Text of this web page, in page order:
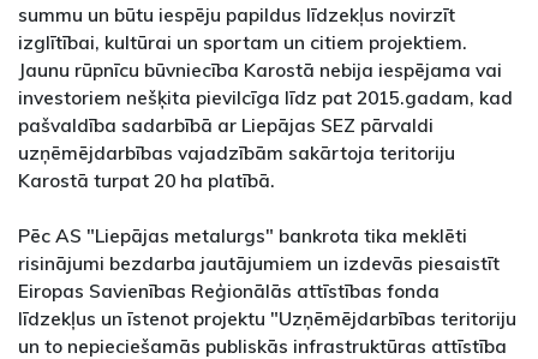
summu un būtu iespēju papildus līdzekļus novirzīt
izglītībai, kultūrai un sportam un citiem projektiem.
Jaunu rūpnīcu būvniecība Karostā nebija iespējama vai
investoriem nešķita pievilcīga līdz pat 2015.gadam, kad
pašvaldība sadarbībā ar Liepājas SEZ pārvaldi
uzņēmējdarbības vajadzībām sakārtoja teritoriju
Karostā turpat 20 ha platībā.
Pēc AS "Liepājas metalurgs" bankrota tika meklēti
risinājumi bezdarba jautājumiem un izdevās piesaistīt
Eiropas Savienības Reģionālās attīstības fonda
līdzekļus un īstenot projektu "Uzņēmējdarbības teritoriju
un to nepieciešamās publiskās infrastruktūras attīstība